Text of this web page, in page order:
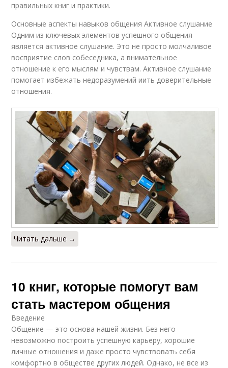
правильных книг и практики.
Основные аспекты навыков общения Активное слушание
Одним из ключевых элементов успешного общения
является активное слушание. Это не просто молчаливое
восприятие слов собеседника, а внимательное
отношение к его мыслям и чувствам. Активное слушание
помогает избежать недоразумений иить доверительные
отношения.
Читать дальше →
10 книг, которые помогут вам
стать мастером общения
Введение
Общение — это основа нашей жизни. Без него
невозможно построить успешную карьеру, хорошие
личные отношения и даже просто чувствовать себя
комфортно в обществе других людей. Однако, не все из